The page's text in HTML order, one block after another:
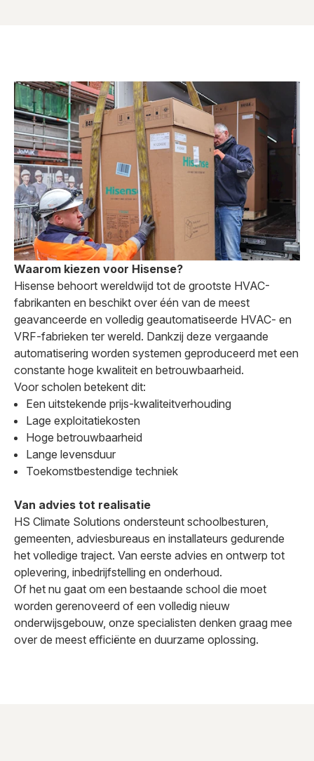
Waarom kiezen voor Hisense?
Hisense behoort wereldwijd tot de grootste HVAC-
fabrikanten en beschikt over één van de meest
geavanceerde en volledig geautomatiseerde HVAC- en
VRF-fabrieken ter wereld. Dankzij deze vergaande
automatisering worden systemen geproduceerd met een
constante hoge kwaliteit en betrouwbaarheid.
Voor scholen betekent dit:
Een uitstekende prijs-kwaliteitverhouding
Lage exploitatiekosten
Hoge betrouwbaarheid
Lange levensduur
Toekomstbestendige techniek
Van advies tot realisatie
HS Climate Solutions ondersteunt schoolbesturen,
gemeenten, adviesbureaus en installateurs gedurende
het volledige traject. Van eerste advies en ontwerp tot
oplevering, inbedrijfstelling en onderhoud.
Of het nu gaat om een bestaande school die moet
worden gerenoveerd of een volledig nieuw
onderwijsgebouw, onze specialisten denken graag mee
over de meest efficiënte en duurzame oplossing.